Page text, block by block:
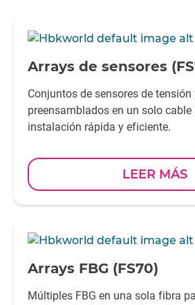
-
Arrays de sensores
Conjuntos de sensores de
preensamblados en un solo cable
instalación rápida y eficiente.
LEER MÁS
-
Arrays FBG (FS70)
Múltiples FBG en una sola fibra